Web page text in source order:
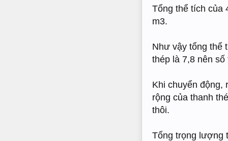
Tổng thể tích của
m3.
Như vậy tổng thể
thép là 7,8 nên
Khi chuyển động,
rộng của thanh
thôi.
Tổng trọng lượng